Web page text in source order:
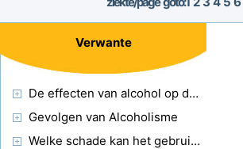
Verwante
De effecten van alcohol op de motorische vaardigheden
Gevolgen van Alcoholisme
Welke schade kan het gebruik van verdovende middelen tijdens de zwangerschap hebben?